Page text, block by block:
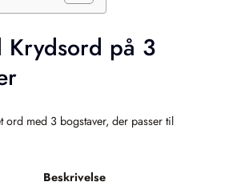
Krydsord på 3
med 3 bogstaver, der passer til
Beskrivelse